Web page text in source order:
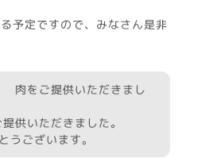
予定ですので、みなさん是非
肉をご提供いただきまし
供いただきました。
ございます。